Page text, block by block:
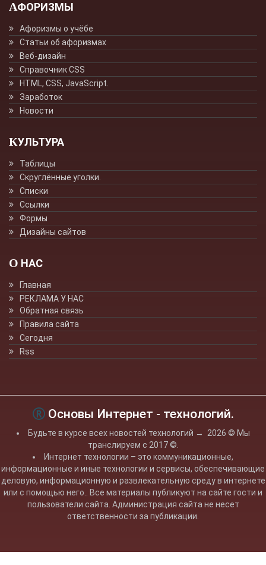
АФОРИЗМЫ
Афоризмы о учёбе
Статьи об афоризмах
Веб-дизайн
Справочник CSS
HTML, CSS, JavaScript.
Заработок
Новости
КУЛЬТУРА
Таблицы
Скруглённые уголки.
Списки
Ссылки
Формы
Дизайны сайтов
О НАС
Главная
РЕКЛАМА У НАС
Обратная связь
Правила сайта
Сегодня
Rss
Основы Интернет - технологий.
Будьте в курсе всех новостей технологий → 2026 © Мы
транслируем с 2017 ©.
Интернет технологии – это коммуникационные,
информационные и иные технологии и сервисы, обеспечивающие
деловую, информационную и развлекательную среду в интернете
или с помощью него.. Все материалы публикуют на сайте гости и
пользователи сайта. Администрация сайта не несет
ответственности за публикации.